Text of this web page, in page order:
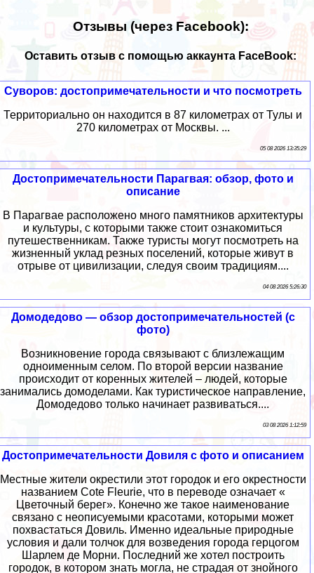
Отзывы (через Facebook):
Оставить отзыв с помощью аккаунта FaceBook:
Суворов: достопримечательности и что посмотреть
Территориально он находится в 87 километрах от Тулы и
270 километрах от Москвы. ...
05 08 2026 13:35:29
Достопримечательности Парагвая: обзор, фото и
описание
В Парагвае расположено много памятников архитектуры
и культуры, с которыми также стоит ознакомиться
путешественникам. Также туристы могут посмотреть на
жизненный уклад резных поселений, которые живут в
отрыве от цивилизации, следуя своим традициям....
04 08 2026 5:26:30
Домодедово — обзор достопримечательностей (с
фото)
Возникновение города связывают с близлежащим
одноименным селом. По второй версии название
происходит от коренных жителей – людей, которые
занимались домоделами. Как туристическое направление,
Домодедово только начинает развиваться....
03 08 2026 1:12:59
Достопримечательности Довиля с фото и описанием
Местные жители окрестили этот городок и его окрестности
названием Cote Fleurie, что в переводе означает «
Цветочный берег». Конечно же такое наименование
связано с неописуемыми красотами, которыми может
похвастаться Довиль. Именно идеальные природные
условия и дали толчок для возведения города герцогом
Шарлем де Морни. Последний же хотел построить
городок, в котором знать могла, не страдая от знойного